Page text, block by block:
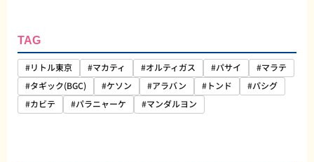
TAG
#リトル東京 #マカティ #オルティガス #パサイ
#マラテ
#タギック(BGC)
#ケソン #アラバン #トンド
#パシグ
#カビテ
#パラニャーケ #マンダルヨン